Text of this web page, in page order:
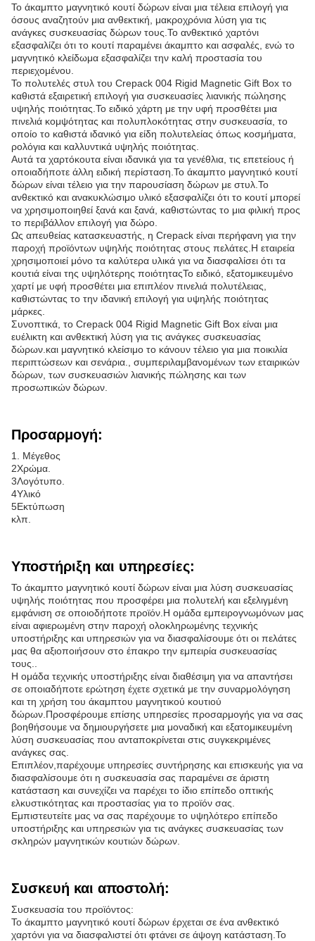
Το άκαμπτο μαγνητικό κουτί δώρων είναι μια τέλεια επιλογή για
όσους αναζητούν μια ανθεκτική, μακροχρόνια λύση για τις
ανάγκες συσκευασίας δώρων τους.Το ανθεκτικό χαρτόνι
εξασφαλίζει ότι το κουτί παραμένει άκαμπτο και ασφαλές, ενώ το
μαγνητικό κλείδωμα εξασφαλίζει την καλή προστασία του
περιεχομένου.
Το πολυτελές στυλ του Crepack 004 Rigid Magnetic Gift Box το
καθιστά εξαιρετική επιλογή για συσκευασίες λιανικής πώλησης
υψηλής ποιότητας.Το ειδικό χάρτη με την υφή προσθέτει μια
πινελιά κομψότητας και πολυπλοκότητας στην συσκευασία, το
οποίο το καθιστά ιδανικό για είδη πολυτελείας όπως κοσμήματα,
ρολόγια και καλλυντικά υψηλής ποιότητας.
Αυτά τα χαρτόκουτα είναι ιδανικά για τα γενέθλια, τις επετείους ή
οποιαδήποτε άλλη ειδική περίσταση.Το άκαμπτο μαγνητικό κουτί
δώρων είναι τέλειο για την παρουσίαση δώρων με στυλ.Το
ανθεκτικό και ανακυκλώσιμο υλικό εξασφαλίζει ότι το κουτί μπορεί
να χρησιμοποιηθεί ξανά και ξανά, καθιστώντας το μια φιλική προς
το περιβάλλον επιλογή για δώρο.
Ως απευθείας κατασκευαστής, η Crepack είναι περήφανη για την
παροχή προϊόντων υψηλής ποιότητας στους πελάτες.Η εταιρεία
χρησιμοποιεί μόνο τα καλύτερα υλικά για να διασφαλίσει ότι τα
κουτιά είναι της υψηλότερης ποιότηταςΤο ειδικό, εξατομικευμένο
χαρτί με υφή προσθέτει μια επιπλέον πινελιά πολυτέλειας,
καθιστώντας το την ιδανική επιλογή για υψηλής ποιότητας
μάρκες.
Συνοπτικά, το Crepack 004 Rigid Magnetic Gift Box είναι μια
ευέλικτη και ανθεκτική λύση για τις ανάγκες συσκευασίας
δώρων.και μαγνητικό κλείσιμο το κάνουν τέλειο για μια ποικιλία
περιπτώσεων και σενάρια., συμπεριλαμβανομένων των εταιρικών
δώρων, των συσκευασιών λιανικής πώλησης και των
προσωπικών δώρων.
Προσαρμογή:
1. Μέγεθος
2Χρώμα.
3Λογότυπο.
4Υλικό
5Εκτύπωση
κλπ.
Υποστήριξη και υπηρεσίες:
Το άκαμπτο μαγνητικό κουτί δώρων είναι μια λύση συσκευασίας
υψηλής ποιότητας που προσφέρει μια πολυτελή και εξελιγμένη
εμφάνιση σε οποιοδήποτε προϊόν.Η ομάδα εμπειρογνωμόνων μας
είναι αφιερωμένη στην παροχή ολοκληρωμένης τεχνικής
υποστήριξης και υπηρεσιών για να διασφαλίσουμε ότι οι πελάτες
μας θα αξιοποιήσουν στο έπακρο την εμπειρία συσκευασίας
τους..
Η ομάδα τεχνικής υποστήριξης είναι διαθέσιμη για να απαντήσει
σε οποιαδήποτε ερώτηση έχετε σχετικά με την συναρμολόγηση
και τη χρήση του άκαμπτου μαγνητικού κουτιού
δώρων.Προσφέρουμε επίσης υπηρεσίες προσαρμογής για να σας
βοηθήσουμε να δημιουργήσετε μια μοναδική και εξατομικευμένη
λύση συσκευασίας που ανταποκρίνεται στις συγκεκριμένες
ανάγκες σας.
Επιπλέον,παρέχουμε υπηρεσίες συντήρησης και επισκευής για να
διασφαλίσουμε ότι η συσκευασία σας παραμένει σε άριστη
κατάσταση και συνεχίζει να παρέχει το ίδιο επίπεδο οπτικής
ελκυστικότητας και προστασίας για το προϊόν σας.
Εμπιστευτείτε μας να σας παρέχουμε το υψηλότερο επίπεδο
υποστήριξης και υπηρεσιών για τις ανάγκες συσκευασίας των
σκληρών μαγνητικών κουτιών δώρων.
Συσκευή και αποστολή:
Συσκευασία του προϊόντος:
Το άκαμπτο μαγνητικό κουτί δώρων έρχεται σε ένα ανθεκτικό
χαρτόνι για να διασφαλιστεί ότι φτάνει σε άψογη κατάσταση.Το